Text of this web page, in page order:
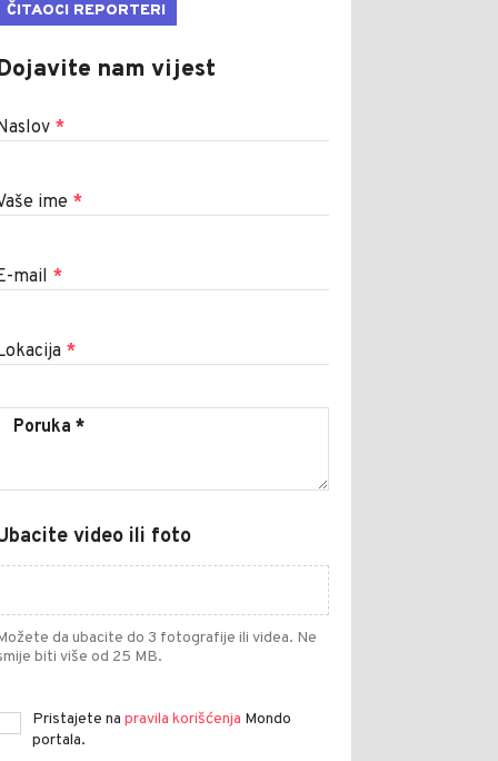
ČITAOCI REPORTERI
nam vijest
*
ime *
mail *
*
video ili foto
da ubacite do 3 fotografije ili videa. Ne
biti više od 25 MB.
Pristajete na pravila korišćenja Mondo
portala.